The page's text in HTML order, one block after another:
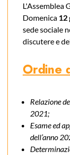
L'Assemblea
Domenica 12
sede sociale
discutere e
Ordine
Relazione
2021;
Esame ed
dell’anno